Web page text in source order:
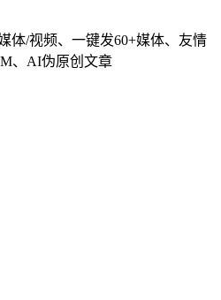
体/视频、一键发60+媒体、友情
、AI伪原创文章